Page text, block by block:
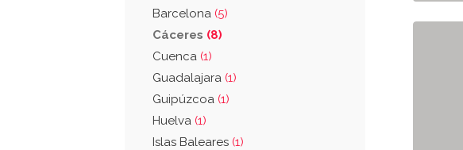
Barcelona (5)
Cáceres (8)
Cuenca (1)
Guadalajara (1)
Guipúzcoa (1)
Huelva (1)
Islas Baleares (1)